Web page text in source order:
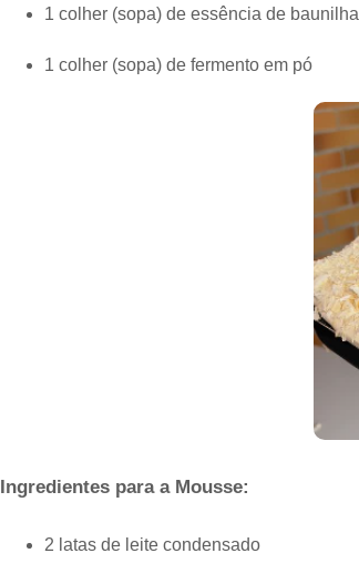
1 colher (sopa) de essência de baunilha
1 colher (sopa) de fermento em pó
Ingredientes para a Mousse:
2 latas de leite condensado